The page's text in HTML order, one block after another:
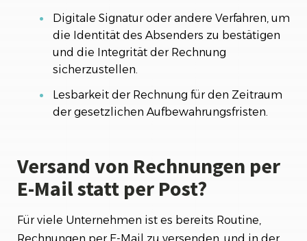
Digitale Signatur oder andere Verfahren, um
die Identität des Absenders zu bestätigen
und die Integrität der Rechnung
sicherzustellen.
Lesbarkeit der Rechnung für den Zeitraum
der gesetzlichen Aufbewahrungsfristen.
Versand von Rechnungen per
E-Mail statt per Post?
Für viele Unternehmen ist es bereits Routine,